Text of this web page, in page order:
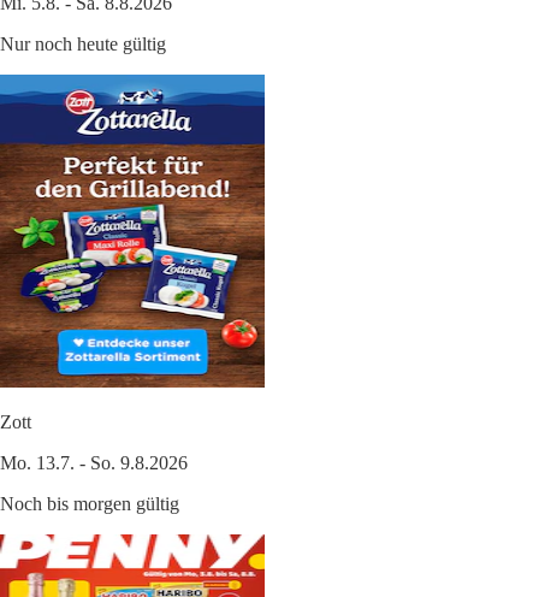
Nur noch heute gültig
Zott
Mo. 13.7. - So. 9.8.2026
Noch bis morgen gültig